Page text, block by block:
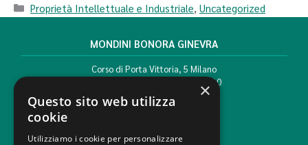
Proprietà Intellettuale e Industriale Uncategorized
MONDINI BONORA GINEVRA
Corso di Porta Vittoria, 5 Milano
T. +39 02 777351 F. +39 02 784510
info@mbg.legal
×
Questo sito web utilizza
cookie
Utilizziamo i cookie per personalizzare